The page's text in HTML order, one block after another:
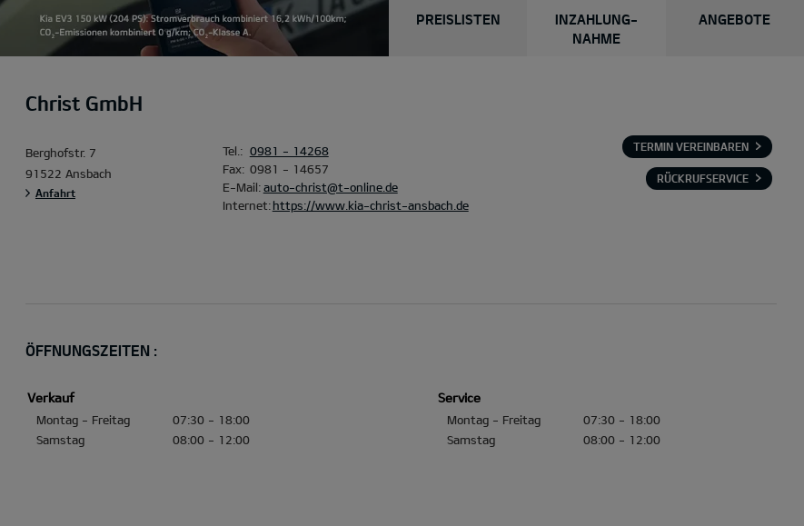
PREISLISTEN
INZAHLUNG-
NAHME
ANGEBOTE
Christ GmbH
Berghofstr. 7
91522 Ansbach
Anfahrt
Tel.: 0981 - 14268
Fax: 0981 - 14657
E-Mail: auto-christ@t-online.de
Internet: https://www.kia-christ-ansbach.de
TERMIN VEREINBAREN
RÜCKRUFSERVICE
ÖFFNUNGSZEITEN :
Verkauf
Montag - Freitag
07:30 - 18:00
Samstag
08:00 - 12:00
Service
Montag - Freitag
07:30 - 18:00
Samstag
08:00 - 12:00